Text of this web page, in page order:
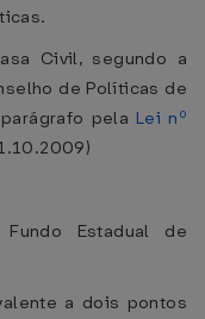
Civil, segundo a
de Políticas de
pela Lei nº
Estadual de
a dois pontos